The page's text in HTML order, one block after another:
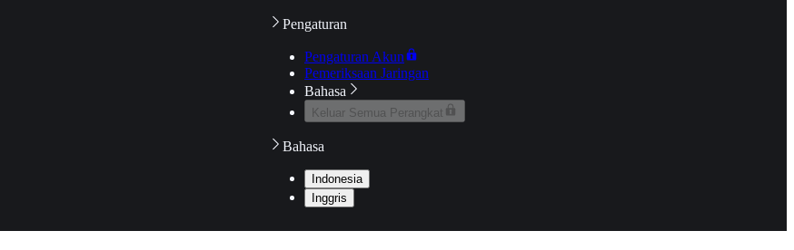
Pengaturan
Pengaturan Akun
Pemeriksaan Jaringan
Bahasa
Keluar Semua Perangkat
Bahasa
Indonesia
Inggris